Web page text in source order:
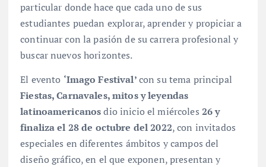
particular donde hace que cada uno de sus
estudiantes puedan explorar, aprender y propiciar a
continuar con la pasión de su carrera profesional y
buscar nuevos horizontes.
El evento ‘Imago Festival’con su tema principal
Fiestas, Carnavales, mitos y leyendas
latinoamericanosdio inicio el miércoles 26 y
finaliza el 28 de octubre del 2022, con invitados
especiales en diferentes ámbitos y campos del
diseño gráfico, en el que exponen, presentan y